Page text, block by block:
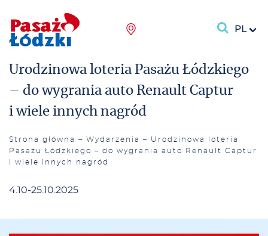
PL
Urodzinowa loteria Pasażu Łódzkiego
– do wygrania auto Renault Captur
i wiele innych nagród
Strona główna – Wydarzenia – Urodzinowa loteria
Pasażu Łódzkiego – do wygrania auto Renault Captur
i wiele innych nagród
4.10-25.10.2025